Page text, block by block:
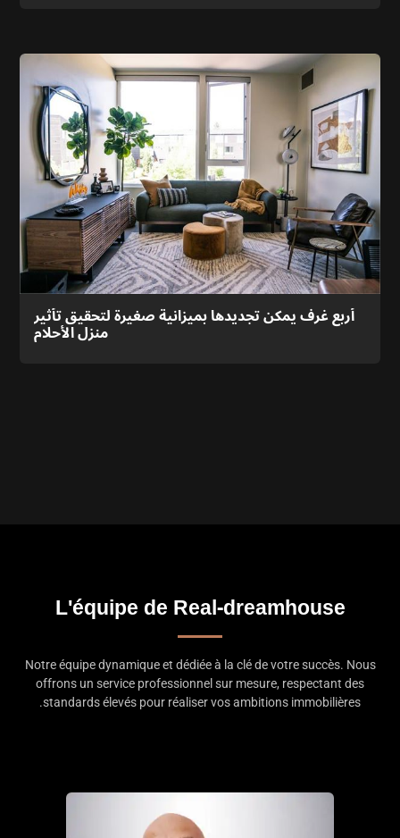
أربع غرف يمكن تجديدها بميزانية صغيرة لتحقيق تأثير
منزل الأحلام
L'équipe de Real-dreamhouse
Notre équipe dynamique et dédiée à la clé de votre succès. Nous
offrons un service professionnel sur mesure, respectant des
standards élevés pour réaliser vos ambitions immobilières.